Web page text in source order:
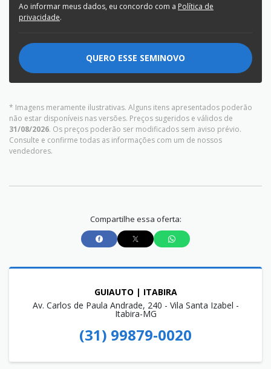
Ao informar meus dados, eu concordo com a Política de
privacidade.
QUERO ESSE SEMINOVO
* Imagens meramente ilustrativas. Alguns itens apresentados poderão
não estar disponíveis nas versões. Preços sugeridos e válidos de
31/08/2026. Os preços poderão ser modificados sem aviso prévio.
Consulte e confirme todas as informações com um de nossos
vendedores.
Compartilhe essa oferta:
GUIAUTO | ITABIRA
Av. Carlos de Paula Andrade, 240 - Vila Santa Izabel -
Itabira-MG
(31) 99879-0020